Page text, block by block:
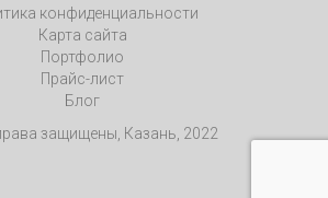
конфиденциальности
Карта сайта
Портфолио
Прайс-лист
Блог
защищены, Казань, 2022